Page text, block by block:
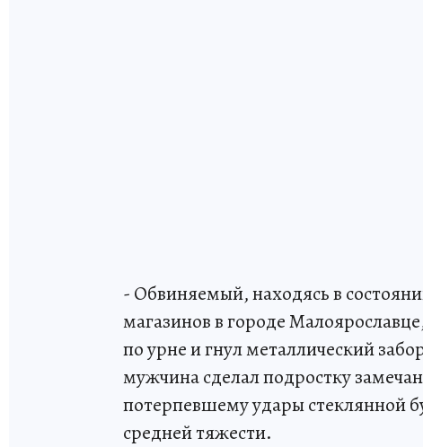
- Обвиняемый, находясь в
магазинов в городе
по урне и гнул металлический
мужчина сделал подростку
потерпевшему удары стеклянной
средней тяжести.